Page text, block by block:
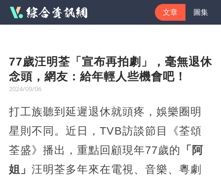
文章 圖集
77歲汪明荃「宣布再拍劇」，毫無退休
念頭，網友：給年輕人些機會吧！
2024/09/06
打工族聽到延遲退休就頭疼，娛樂圈明
星則不同。近日，TVB訪談節目《荃頌
荃盛》播出，重點回顧現年77歲的
「阿
姐」 汪明荃多年來在電視、音樂、粵劇